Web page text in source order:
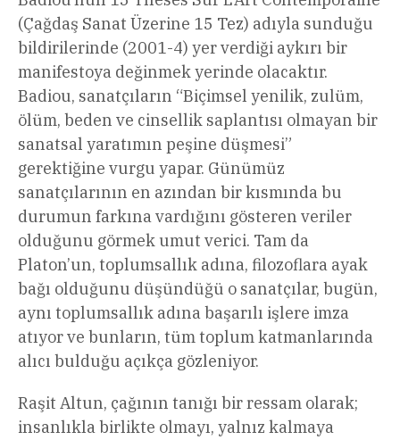
(Çağdaş Sanat Üzerine 15 Tez) adıyla sunduğu
bildirilerinde (2001-4) yer verdiği aykırı bir
manifestoya değinmek yerinde olacaktır.
Badiou, sanatçıların “Biçimsel yenilik, zulüm,
ölüm, beden ve cinsellik saplantısı olmayan bir
sanatsal yaratımın peşine düşmesi”
gerektiğine vurgu yapar. Günümüz
sanatçılarının en azından bir kısmında bu
durumun farkına vardığını gösteren veriler
olduğunu görmek umut verici. Tam da
Platon’un, toplumsallık adına, filozoflara ayak
bağı olduğunu düşündüğü o sanatçılar, bugün,
aynı toplumsallık adına başarılı işlere imza
atıyor ve bunların, tüm toplum katmanlarında
alıcı bulduğu açıkça gözleniyor.
Raşit Altun, çağının tanığı bir ressam olarak;
insanlıkla birlikte olmayı, yalnız kalmaya